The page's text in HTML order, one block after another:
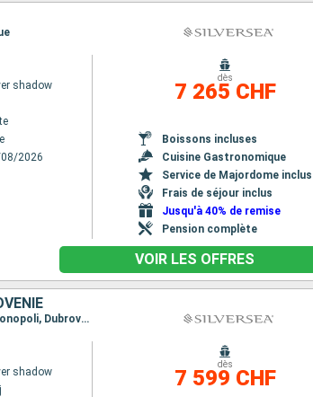
shadow
2026
dès
7 265 CHF
Boissons incluses
Cuisine Gastronomique
Service de Majordome inclus
Frais de séjour inclus
Jusqu'à 40% de remise
Pension complète
VOIR LES OFFRES
Itinéraire : Nice, Portoferraio, Porto Santo Stefano, Sorrente, Saranda, Kotor, Monopoli, Dubrovnik, Spetses, Rovinj, Piran, Venise, Nice, Portoferraio, Porto Santo Stefano, Sorrente, Saranda, Kotor, Monopoli, Dubrovnik, Spetses, Rovinj, Piran, Venise
shadow
dès
7 599 CHF